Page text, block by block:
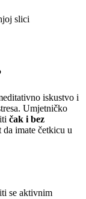
slici
iskustvo i
Umjetničko
čak i bez
imate četkicu u
se aktivnim